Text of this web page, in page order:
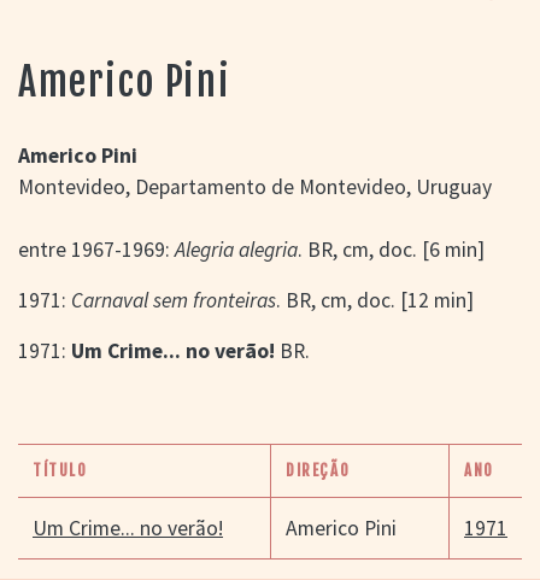
PORTAL DO
CINEMA GAÚCHO
> BUSCA AVANÇADA
> LISTA DE FILMES
CINEASTAS
> DISCOGRAFIAS
LOCALIZAÇÃO
Americo Pini
Americo Pini
Montevideo, Departamento de Montevideo, Uruguay
entre 1967-1969:Alegria alegria. BR, cm, doc. [6 min]
1971: Carnaval sem fronteiras. BR, cm, doc. [12 min]
1971: Um Crime... no verão! BR.
TÍTULO DIREÇÃO ANO
Um Crime... no verão! Americo Pini 1971